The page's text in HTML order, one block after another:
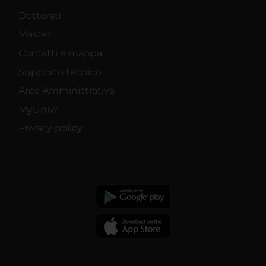
Dottorati
Master
Contatti e mappa
Supporto tecnico
Area Amministrativa
MyUnivr
Privacy policy